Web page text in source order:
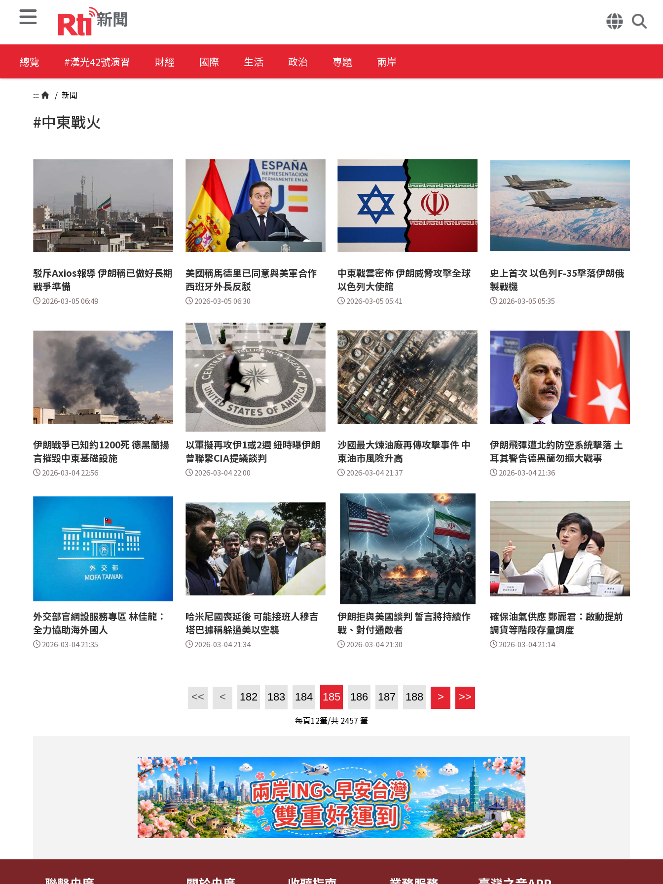
新聞
總覽 #漢光42號演習 財經 國際 生活 政治 專題 兩岸
::: / 新聞
#中東戰火
駁斥Axios報導 伊朗稱已做好長期
戰爭準備
2026-03-05 06:49
美國稱馬德里已同意與美軍合作
西班牙外長反駁
2026-03-05 06:30
中東戰雲密佈 伊朗威脅攻擊全球
以色列大使館
2026-03-05 05:41
史上首次 以色列F-35擊落伊朗俄
製戰機
2026-03-05 05:35
伊朗戰爭已知約1200死 德黑蘭揚
言摧毀中東基礎設施
2026-03-04 22:56
以軍擬再攻伊1或2週 紐時曝伊朗
曾聯繫CIA提議談判
2026-03-04 22:00
沙國最大煉油廠再傳攻擊事件 中
東油市風險升高
2026-03-04 21:37
伊朗飛彈遭北約防空系統擊落 土
耳其警告德黑蘭勿擴大戰事
2026-03-04 21:36
外交部官網設服務專區 林佳龍：
全力協助海外國人
2026-03-04 21:35
哈米尼國喪延後 可能接班人穆吉
塔巴據稱躲過美以空襲
2026-03-04 21:34
伊朗拒與美國談判 誓言將持續作
戰、對付通敵者
2026-03-04 21:30
確保油氣供應 鄭麗君：啟動提前
調貨等階段存量調度
2026-03-04 21:14
<< < 182 183 184 185 186 187 188 > >>
每頁12筆/共 2457 筆